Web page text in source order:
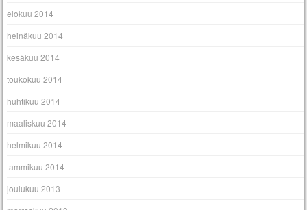
elokuu 2014
heinäkuu 2014
kesäkuu 2014
toukokuu 2014
huhtikuu 2014
maaliskuu 2014
helmikuu 2014
tammikuu 2014
joulukuu 2013